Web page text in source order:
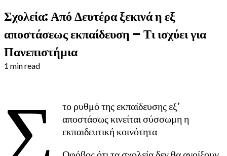
Σχολεία: Από Δευτέρα ξεκινά η εξ
αποστάσεως εκπαίδευση – Τι ισχύει για
Πανεπιστήμια
1 min read
Σ
το ρυθμό της εκπαίδευσης εξ’
αποστάσως κινείται σύσσωμη η
εκπαιδευτική κοινότητα